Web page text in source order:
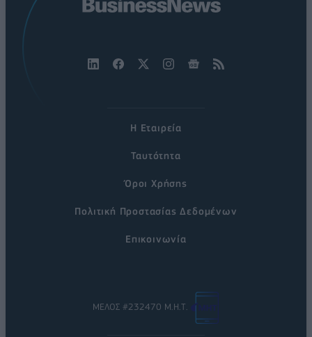
Η Εταιρεία
Ταυτότητα
Όροι Χρήσης
Πολιτική Προστασίας Δεδομένων
Επικοινωνία
ΜΕΛΟΣ #232470 Μ.Η.Τ.